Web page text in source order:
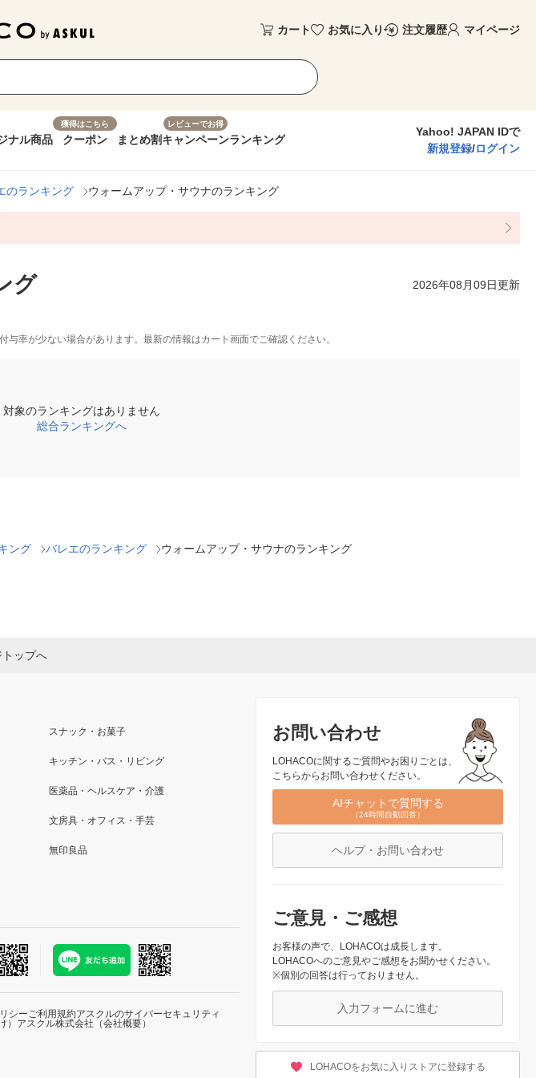
カート お気に入り 注文履歴 マイページ
ナル商品
獲得はこちら
クーポン まとめ割
レビューでお得
キャンペーンランキング
Yahoo! JAPAN IDで
新規登録/ログイン
のランキング ウォームアップ・サウナのランキング
グ 2026年08月09日更新
率が少ない場合があります。最新の情報はカート画面でご確認ください。
対象のランキングはありません
総合ランキングへ
ング バレエのランキング ウォームアップ・サウナのランキング
ップへ
お問い合わせ
LOHACOに関するご質問やお困りごとは、
こちらからお問い合わせください。
AIチャットで質問する
（24時間自動回答）
ヘルプ・お問い合わせ
ご意見・ご感想
お客様の声で、LOHACOは成長します。
LOHACOへのご意見やご感想をお聞かせください。
※個別の回答は行っておりません。
入力フォームに進む
LOHACOをお気に入りストアに登録する
スナック・お菓子
キッチン・バス・リビング
医薬品・ヘルスケア・介護
文房具・オフィス・手芸
無印良品
シーご利用規約アスクルのサイバーセキュリティ
） アスクル株式会社（会社概要）